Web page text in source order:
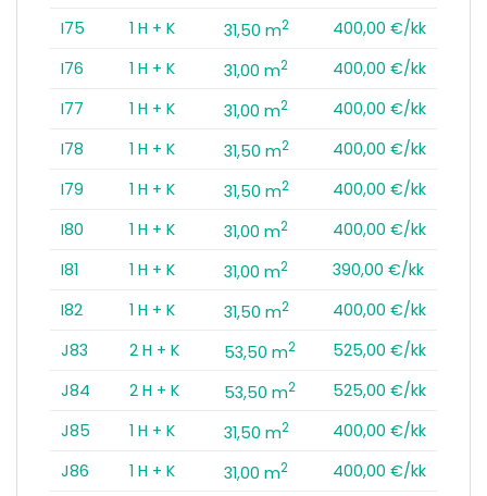
I75
1 H + K 31,50 m2
400,00 €/kk
I76
1 H + K 31,00 m2
400,00 €/kk
I77
1 H + K 31,00 m2
400,00 €/kk
I78
1 H + K 31,50 m2
400,00 €/kk
I79
1 H + K 31,50 m2
400,00 €/kk
I80
1 H + K 31,00 m2
400,00 €/kk
I81
1 H + K 31,00 m2
390,00 €/kk
I82
1 H + K 31,50 m2
400,00 €/kk
J83
2 H + K 53,50 m2
525,00 €/kk
J84
2 H + K 53,50 m2
525,00 €/kk
J85
1 H + K 31,50 m2
400,00 €/kk
J86
1 H + K 31,00 m2
400,00 €/kk